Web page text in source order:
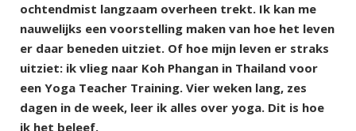
ochtendmist langzaam overheen trekt. Ik kan me
nauwelijks een voorstelling maken van hoe het leven
er daar beneden uitziet. Of hoe mijn leven er straks
uitziet: ik vlieg naar Koh Phangan in Thailand voor
een Yoga Teacher Training. Vier weken lang, zes
dagen in de week, leer ik alles over yoga. Dit is hoe
ik het beleef.